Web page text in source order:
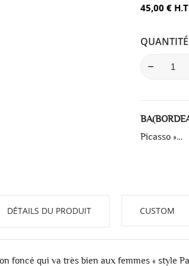
45,00 €
QUANTITÉ
Picasso »…
DÉTAILS DU PRODUIT CUSTOM
foncé qui va très bien aux femmes « style